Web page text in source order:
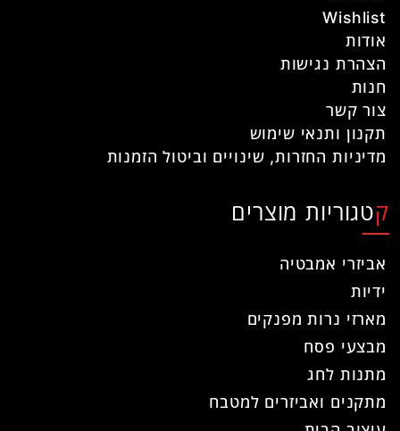
Wishlist
אודות
הצהרת נגישות
חנות
צור קשר
תקנון ותנאי שימוש
מדיניות החזרות, שינויים וביטול הזמנות
קטגוריות מוצרים
אביזרי אמבטיה
ידיות
מארזי נרות מפנקים
מבצעי פסח
מתנות לחג
מתקנים ואביזרים למטבח